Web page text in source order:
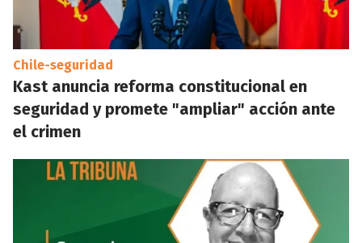
Chile-seguridad
Kast anuncia reforma constitucional en
seguridad y promete "ampliar" acción ante
el crimen